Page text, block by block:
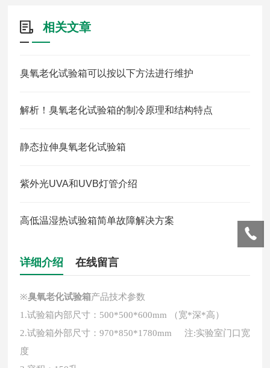
相关文章
臭氧老化试验箱可以按以下方法进行维护
解析！臭氧老化试验箱的制冷原理和结构特点
静态拉伸臭氧老化试验箱
紫外光UVA和UVB灯管介绍
高低温湿热试验箱简单故障解决方案
详细介绍 在线留言
※臭氧老化试验箱产品技术参数
1.试验箱内部尺寸：500*500*600mm （宽*深*高）
2.试验箱外部尺寸：970*850*1780mm 注:实验室门口宽
度